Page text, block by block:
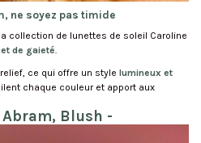
ne soyez pas timide
collection de lunettes de soleil Caroline
de gaieté.
ce qui offre un style lumineux et
chaque couleur et apport aux
Blush -